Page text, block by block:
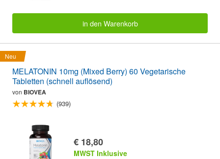
in den Warenkorb
Neu
MELATONIN 10mg (Mixed Berry) 60 Vegetarische
Tabletten (schnell auflösend)
von BIOVEA
(939)
€ 18,80
MWST Inklusive